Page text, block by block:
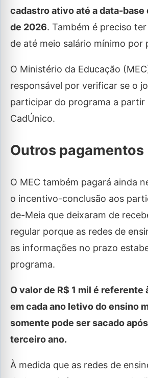
cadastro ativo até a data-base
de 2026. Também é preciso
de até meio salário mínimo por
O Ministério da Educação
responsável por verificar se o
participar do programa a partir
CadÚnico.
Outros pagamentos
O MEC também pagará ainda
o incentivo-conclusão aos
de-Meia que deixaram de
regular porque as redes de
as informações no prazo
programa.
O valor de R$ 1 mil é referente
em cada ano letivo do ensino
somente pode ser sacado
terceiro ano.
À medida que as redes de